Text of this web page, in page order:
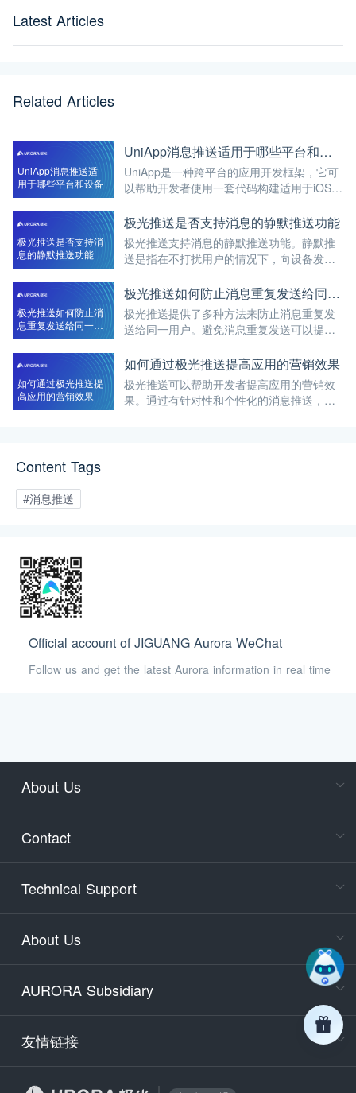
Latest Articles
Related Articles
UniApp消息推送适
用于哪些平台和设备
UniApp消息推送适用于哪些平台和设备
UniApp是一种跨平台的应用开发框架，它可
以帮助开发者使用一套代码构建适用于iOS、
UniApp中，消息推送是一项重要的功能，它
可以使开发者能够将实时通
极光推送是否支持消
息的静默推送功能
极光推送是否支持消息的静默推送功能
极光推送支持消息的静默推送功能。静默推
送是指在不打扰用户的情况下，向设备发送
理。下面我们来详细探讨一下极光推送是否
支持消息的静默推送功能。 答案是肯定的，
极光推
极光推送如何防止消
息重复发送给同一用
户
极光推送如何防止消息重复发送给同一用户
极光推送提供了多种方法来防止消息重复发
送给同一用户。避免消息重复发送可以提高
面我们来详细探讨一下极光推送如何防止消
息重复发送给同一用户。 唯一标识符：在每
次发送
如何通过极光推送提
高应用的营销效果
如何通过极光推送提高应用的营销效果
极光推送可以帮助开发者提高应用的营销效
果。通过有针对性和个性化的消息推送，可
Content Tags
#消息推送
Official account of JIGUANG Aurora WeChat
Follow us and get the latest Aurora information in real time
About Us
Contact
Technical Support
About Us
AURORA Subsidiary
友情链接
days)
9:30-
Email